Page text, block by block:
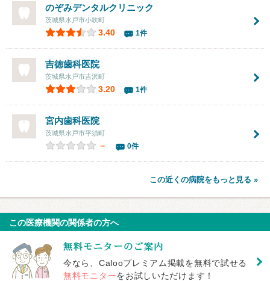
のぞみデンタルクリニック
茨城県水戸市小吹町
3.40 1件
吉徳歯科医院
茨城県水戸市吉沢町
3.20 1件
宮内歯科医院
茨城県水戸市平須町
－ 0件
この近くの病院をもっと見る »
この医療機関の関係者の方へ
今なら、Calooプレミアム掲載を無料で試せる
無料モニターをお試しいただけます！